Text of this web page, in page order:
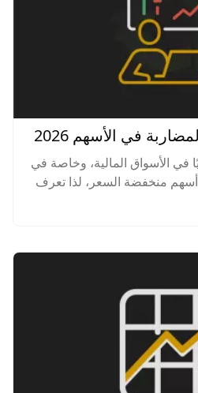
في الأسهم 2026
في الأسواق المالية، وخاصة في
منخفضة السعر، لذا تعرف
في الأسهم بشئ من